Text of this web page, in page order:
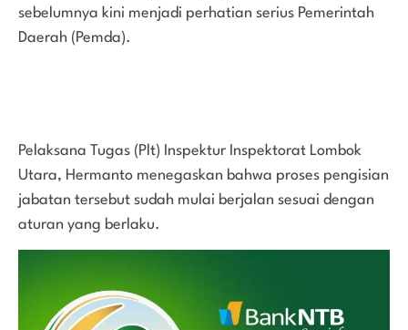
sebelumnya kini menjadi perhatian serius Pemerintah
Daerah (Pemda).
Pelaksana Tugas (Plt) Inspektur Inspektorat Lombok
Utara, Hermanto menegaskan bahwa proses pengisian
jabatan tersebut sudah mulai berjalan sesuai dengan
aturan yang berlaku.